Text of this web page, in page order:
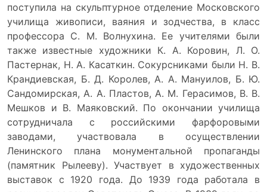
поступила на скульптурное отделение Московского
училища живописи, ваяния и зодчества, в класс
профессора С. М. Волнухина. Ее учителями были
также известные художники К. А. Коровин, Л. О.
Пастернак, Н. А. Касаткин. Сокурсниками были Н. В.
Крандиевская, Б. Д. Королев, А. А. Мануилов, Б. Ю.
Сандомирская, А. А. Пластов, А. М. Герасимов, В. В.
Мешков и В. Маяковский. По окончании училища
сотрудничала с российскими фарфоровыми
заводами, участвовала в осуществлении
Ленинского плана монументальной пропаганды
(памятник Рылееву). Участвует в художественных
выставок с 1920 года. До 1939 года работала в